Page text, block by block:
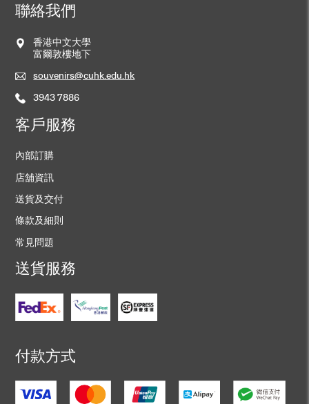
聯絡我們
香港中文大學
富爾敦樓地下
souvenirs@cuhk.edu.hk
3943 7886
客戶服務
內部訂購
店舖資訊
送貨及交付
條款及細則
常見問題
送貨服務
付款方式